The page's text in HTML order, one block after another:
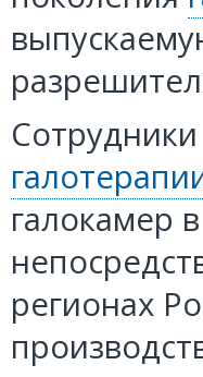
галокамер
регионах